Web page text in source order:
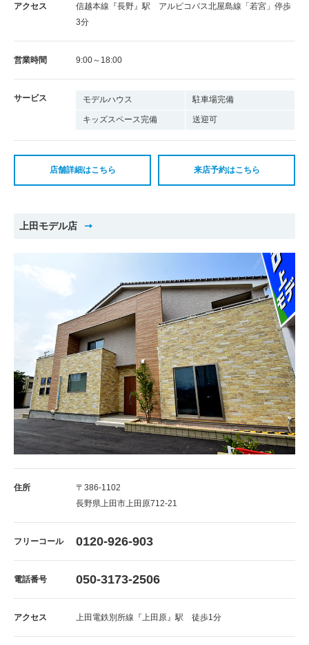
アクセス
信越本線『長野』駅 アルピコバス北屋島線「若宮」停歩
3分
営業時間 9:00～18:00
サービス モデルハウス 駐車場完備
キッズスペース完備 送迎可
店舗詳細はこちら 来店予約はこちら
上田モデル店
住所
〒386-1102
長野県上田市上田原712-21
フリーコール 0120-926-903
電話番号 050-3173-2506
アクセス 上田電鉄別所線『上田原』駅 徒歩1分